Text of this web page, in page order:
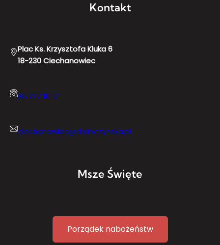
Kontakt
Plac Ks. Krzysztofa Kluka 6
18-230 Ciechanowiec
86 277 10 17
ciechanowiec@drohiczynska.pl
Msze Święte
Porządek nabożeństw